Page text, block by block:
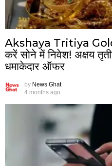
Akshaya Tritiya
करें सोने में निवेश! अक्षय
धमाकेदार ऑफर
by News Ghat
4 months ago